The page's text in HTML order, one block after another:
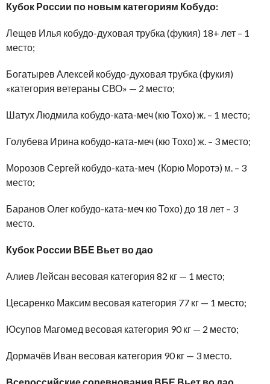
Кубок России по новым категориям Кобудо:
Лещев Илья кобудо-духовая трубка (фукия) 18+ лет – 1
место;
Богатырев Алексей кобудо-духовая трубка (фукия)
«категория ветераны СВО» — 2 место;
Шатух Людмила кобудо-ката-меч (кю Тохо) ж. – 1 место;
Голубева Ирина кобудо-ката-меч (кю Тохо) ж. – 3 место;
Морозов Сергей кобудо-ката-меч (Корю Моротэ) м. – 3
место;
Баранов Олег кобудо-ката-меч кю Тохо) до 18 лет – 3
место.
Кубок России ВБЕ Вьет во дао
Алиев Лейсан весовая категория 82 кг — 1 место;
Цесаренко Максим весовая категория 77 кг — 1 место;
Юсупов Магомед весовая категория 90 кг — 2 место;
Дормачёв Иван весовая категория 90 кг — 3 место.